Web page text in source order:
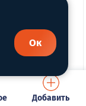
Добавить
Ок